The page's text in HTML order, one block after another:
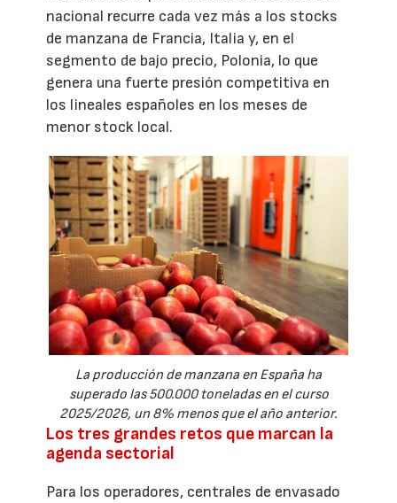
nacional recurre cada vez más a los stocks
de manzana de Francia, Italia y, en el
segmento de bajo precio, Polonia, lo que
genera una fuerte presión competitiva en
los lineales españoles en los meses de
menor stock local.
La producción de manzana en España ha
superado las 500.000 toneladas en el curso
2025/2026, un 8% menos que el año anterior.
Los tres grandes retos que marcan la
agenda sectorial
Para los operadores, centrales de envasado